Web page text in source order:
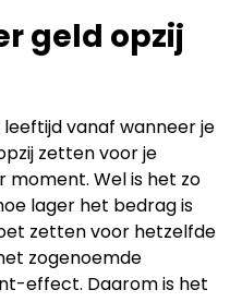
geld opzij
vanaf wanneer je
zetten voor je
moment. Wel is het zo
lager het bedrag is
zetten voor hetzelfde
zogenoemde
effect. Daarom is het